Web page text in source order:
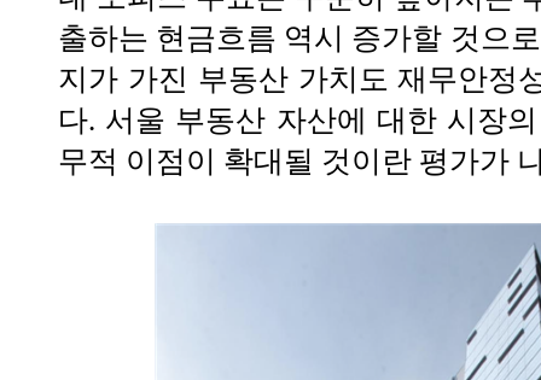
출하는 현금흐름 역시 증가할 것으
지가 가진 부동산 가치도 재무안정
다. 서울 부동산 자산에 대한 시장
무적 이점이 확대될 것이란 평가가